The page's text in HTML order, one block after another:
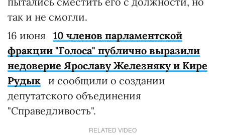
так и не смогли.
16 июня 10 членов парламентской
фракции "Голоса" публично выразили
недоверие Ярославу Железняку и Кире
Рудык и сообщили о создании
депутатского объединения
"Справедливость".
RELATED VIDEO